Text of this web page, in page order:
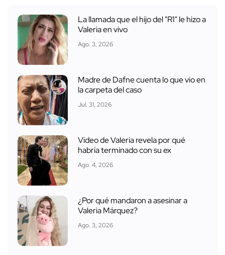
La llamada que el hijo del "R1" le hizo a
Valeria en vivo
Ago. 3, 2026
Madre de Dafne cuenta lo que vio en
la carpeta del caso
Jul. 31, 2026
Video de Valeria revela por qué
habría terminado con su ex
Ago. 4, 2026
¿Por qué mandaron a asesinar a
Valeria Márquez?
Ago. 3, 2026